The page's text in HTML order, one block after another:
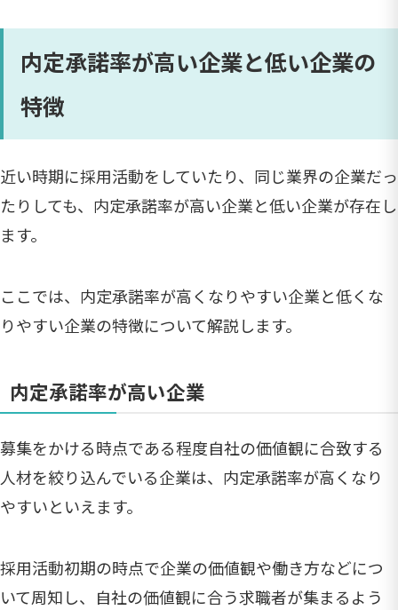
内定承諾率が高い企業と低い企業の
特徴
近い時期に採用活動をしていたり、同じ業界の企業だっ
たりしても、内定承諾率が高い企業と低い企業が存在し
ます。
ここでは、内定承諾率が高くなりやすい企業と低くな
りやすい企業の特徴について解説します。
内定承諾率が高い企業
募集をかける時点である程度自社の価値観に合致する
人材を絞り込んでいる企業は、内定承諾率が高くなり
やすいといえます。
採用活動初期の時点で企業の価値観や働き方などにつ
いて周知し、自社の価値観に合う求職者が集まるよう